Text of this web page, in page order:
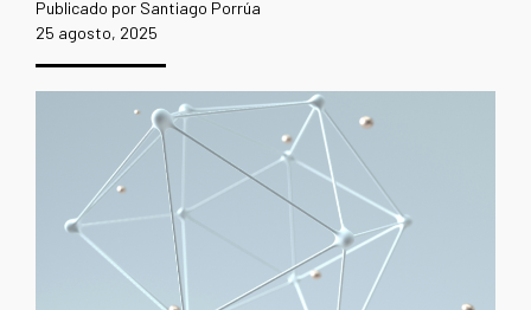
Publicado por Santiago Porrúa
25 agosto, 2025